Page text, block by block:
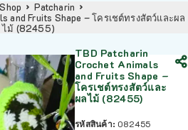
Shop
Patcharin
and Fruits Shape – โครเชต์ทรงสัตว์และผล
ไม้ (82455)
TBD Patcharin
Crochet Animals
and Fruits Shape –
โครเชต์ทรงสัตว์และ
ผลไม้ (82455)
รหัสสินค้า: 082455